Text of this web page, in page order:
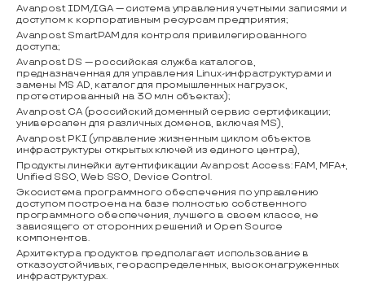
Avanpost IDM/IGA — система управления учетными записями и
доступом к корпоративным ресурсам предприятия;
Avanpost SmartPAM для контроля привилегированного
доступа;
Avanpost DS — российская служба каталогов,
предназначенная для управления Linux-инфраструктурами и
замены MS AD, каталог для промышленных нагрузок,
протестированный на 30 млн объектах);
Avanpost CA (российский доменный сервис сертификации;
универсален для различных доменов, включая MS),
Avanpost PKI (управление жизненным циклом объектов
инфраструктуры открытых ключей из единого центра),
Продукты линейки аутентификации Avanpost Access: FAM, MFA+,
Unified SSO, Web SSO, Device Control.
Экосистема программного обеспечения по управлению
доступом построена на базе полностью собственного
программного обеспечения, лучшего в своем классе, не
зависящего от сторонних решений и Open Source
компонентов.
Архитектура продуктов предполагает использование в
отказоустойчивых, геораспределенных, высоконагруженных
инфраструктурах.